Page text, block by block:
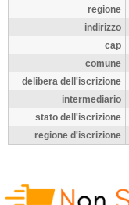
regione
indirizzo
cap
comune
delibera dell'iscrizione
intermediario
stato dell'iscrizione
regione d'iscrizione